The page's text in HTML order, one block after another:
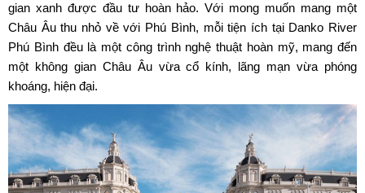
gian xanh được đầu tư hoàn hảo. Với mong muốn mang một
Châu Âu thu nhỏ về với Phú Bình, mỗi tiện ích tại Danko River
Phú Bình đều là một công trình nghệ thuật hoàn mỹ, mang đến
một không gian Châu Âu vừa cổ kính, lãng mạn vừa phóng
khoáng, hiện đại.